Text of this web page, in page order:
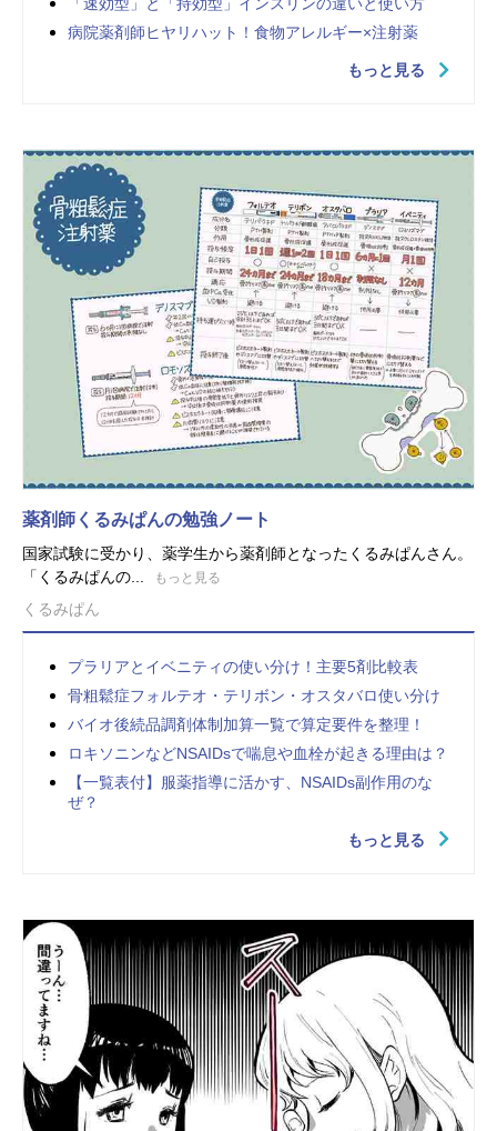
病院薬剤師ヒヤリハット！食物アレルギー×注射薬
もっと見る
薬剤師くるみぱんの勉強ノート
国家試験に受かり、薬学生から薬剤師となったくるみぱんさん。
「くるみぱんの...
もっと見る
くるみぱん
プラリアとイベニティの使い分け！主要5剤比較表
骨粗鬆症フォルテオ・テリボン・オスタバロ使い分け
バイオ後続品調剤体制加算一覧で算定要件を整理！
ロキソニンなどNSAIDsで喘息や血栓が起きる理由は？
【一覧表付】服薬指導に活かす、NSAIDs副作用のな
ぜ？
もっと見る